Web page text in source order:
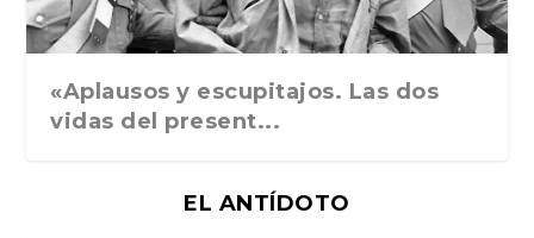
«Aplausos y escupitajos. Las dos
vidas del present...
EL ANTÍDOTO